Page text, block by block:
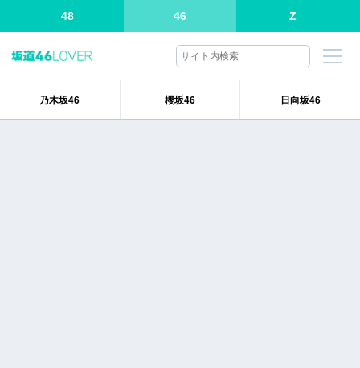
48 46 Z
乃木坂46 櫻坂46 日向坂46